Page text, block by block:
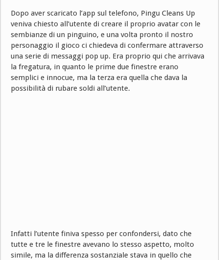
Dopo aver scaricato l’app sul telefono, Pingu Cleans Up
veniva chiesto all’utente di creare il proprio avatar con le
sembianze di un pinguino, e una volta pronto il nostro
personaggio il gioco ci chiedeva di confermare attraverso
una serie di messaggi pop up. Era proprio qui che arrivava
la fregatura, in quanto le prime due finestre erano
semplici e innocue, ma la terza era quella che dava la
possibilità di rubare soldi all’utente.
Infatti l’utente finiva spesso per confondersi, dato che
tutte e tre le finestre avevano lo stesso aspetto, molto
simile, ma la differenza sostanziale stava in quello che